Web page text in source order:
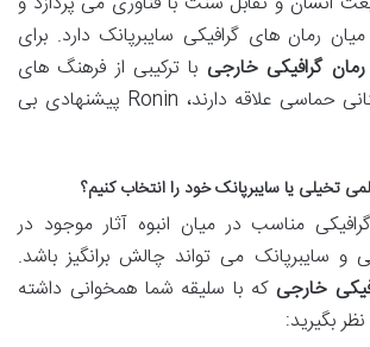
رمان های گرافیکی سایبرپانک دارد. برای
گرافیکی خارجی با ترکیبی از فرهنگ های
شرق و غرب و داستانی حماسی علاقه دارند، Ronin پیشنهادی بی
تخیلی یا سایبرپانک خود را انتخاب کنیم؟
مناسب در میان انبوه آثار موجود در
و سایبرپانک می تواند چالش برانگیز باشد.
خارجی که با سلیقه شما همخوانی داشته
بگیرید: